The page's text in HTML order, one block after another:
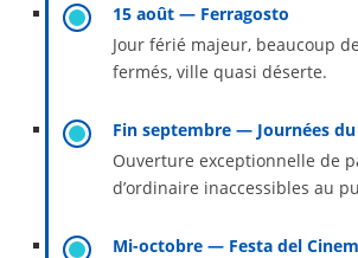
15 août — Ferragosto
Jour férié majeur, beaucoup
fermés, ville quasi déserte.
Fin septembre — Journées
Ouverture exceptionnelle de
d’ordinaire inaccessibles au
Mi-octobre — Festa del